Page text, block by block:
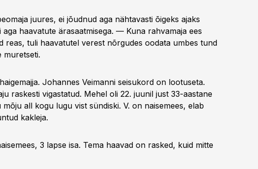
juures, ei jõudnud aga nähtavasti õigeks ajaks
aga haavatute ärasaatmisega. — Kuna rahvamaja ees
reas, tuli haavatutel verest nõrgudes oodata umbes tund
muretseti.
Johannes Veimanni seisukord on lootuseta.
raskesti vigastatud. Mehel oli 22. juunil just 33-aastane
all kogu lugu vist sündiski. V. on naisemees, elab
kakleja.
3 lapse isa. Tema haavad on rasked, kuid mitte